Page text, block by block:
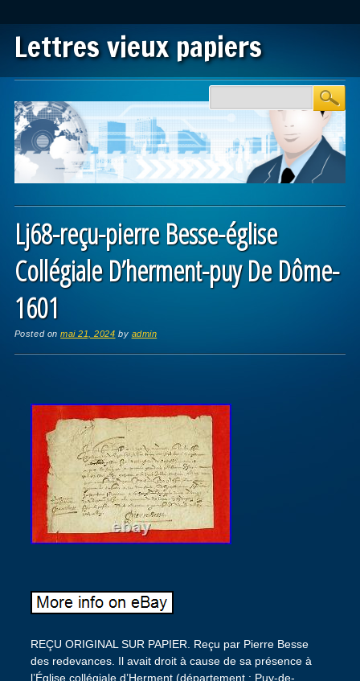
Lettres vieux papiers
Main menu
Lj68-reçu-pierre Besse-église
Collégiale D’herment-puy De Dôme-
1601
Posted onmai 21, 2024 by admin
REÇU ORIGINAL SUR PAPIER. Reçu par Pierre Besse
des redevances. Il avait droit à cause de sa présence à
l’Église collégiale d’Herment (département : Puy-de-